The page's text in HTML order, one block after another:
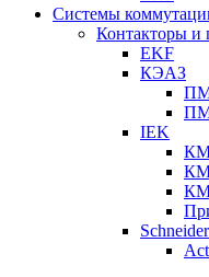
Системы
Контакторы и
EKF
КЭАЗ
IEK